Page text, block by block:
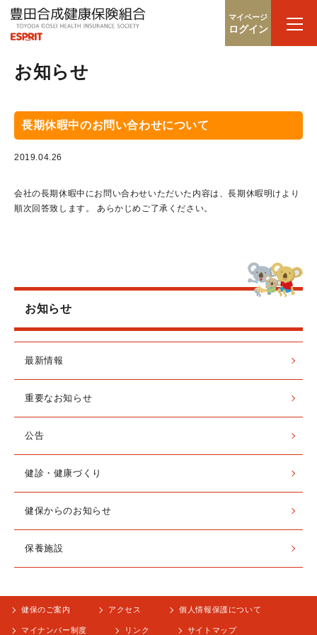
マイページ
ログイン
お知らせ
長期休暇中のお問い合わせについて
2019.04.26
会社の長期休暇中にお問い合わせいただいた内容は、長期休暇明けより
順次回答致します。 あらかじめご了承ください。
お知らせ
最新情報
重要なお知らせ
公告
健診・健康づくり
健保からのお知らせ
保養施設
健保のご案内 アクセス 個人情報保護について
マイナンバー制度 リンク サイトマップ